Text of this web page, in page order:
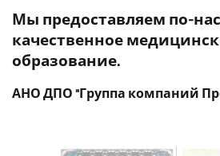
Мы предоставляем по-
качественное
образование.
АНО ДПО "Группа компаний